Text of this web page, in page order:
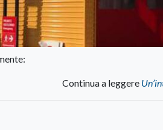
Continua a leggere